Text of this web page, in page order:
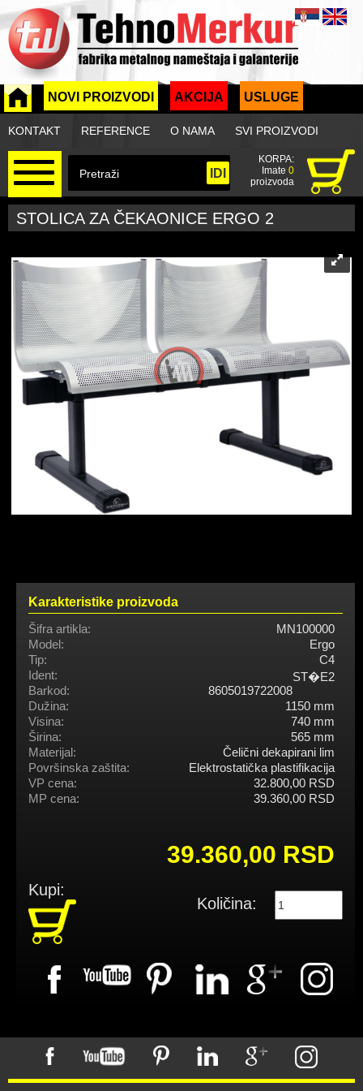
NOVI PROIZVODI AKCIJA USLUGE
KONTAKT REFERENCE O NAMA SVI PROIZVODI
KORPA:
Imate 0
proizvoda
STOLICA ZA ČEKAONICE ERGO 2
Karakteristike proizvoda
Šifra artikla:
MN100000
Model:
Ergo
Tip:
C4
Ident:
ST�E2
Barkod:
8605019722008
Dužina:
1150 mm
Visina:
740 mm
Širina:
565 mm
Materijal:
Čelični dekapirani lim
Površinska zaštita:
Elektrostatička plastifikacija
VP cena:
32.800,00 RSD
MP cena:
39.360,00 RSD
39.360,00 RSD
Kupi:
Količina: